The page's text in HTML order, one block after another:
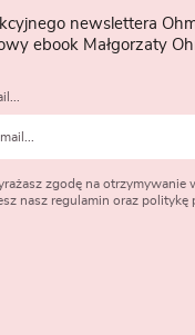
newslettera
ebook Małgorzaty
zgodę na otrzymywanie
nasz regulamin oraz politykę